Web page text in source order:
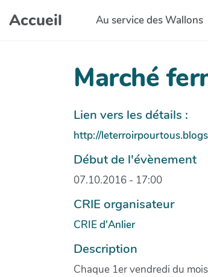
Aller au contenu principal
Accueil Au service des Wallons
Marché
Lien vers les détails :
http://
Début de l'évènement
07.10.2016 - 17:00
CRIE organisateur
CRIE d'Anlier
Description
Chaque 1er vendredi du